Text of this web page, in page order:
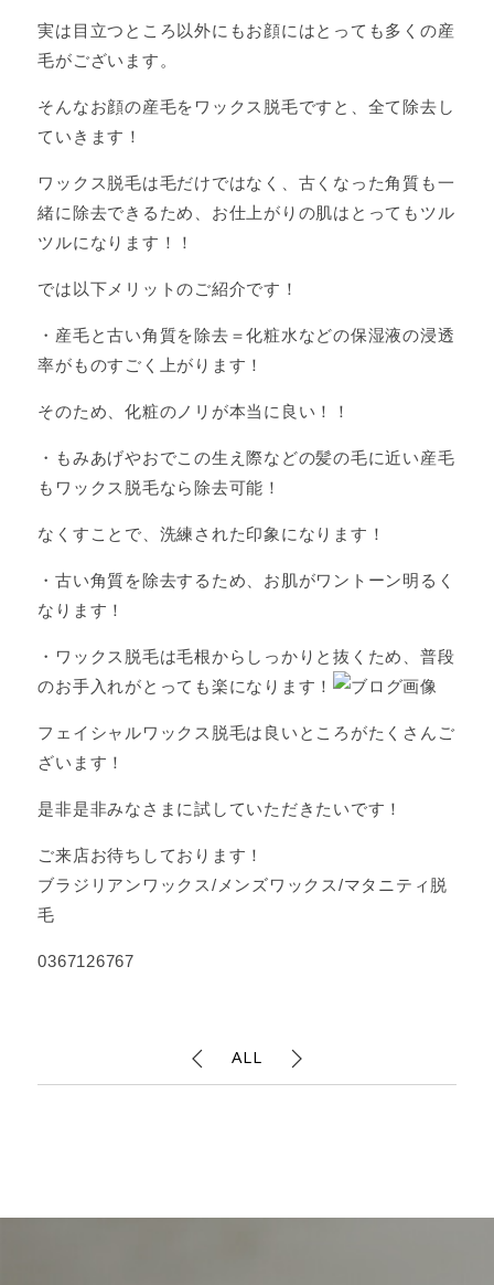
実は目立つところ以外にもお顔にはとっても多くの産
毛がございます。
そんなお顔の産毛をワックス脱毛ですと、全て除去し
ていきます！
ワックス脱毛は毛だけではなく、古くなった角質も一
緒に除去できるため、お仕上がりの肌はとってもツル
ツルになります！！
では以下メリットのご紹介です！
・産毛と古い角質を除去＝化粧水などの保湿液の浸透
率がものすごく上がります！
そのため、化粧のノリが本当に良い！！
・もみあげやおでこの生え際などの髪の毛に近い産毛
もワックス脱毛なら除去可能！
なくすことで、洗練された印象になります！
・古い角質を除去するため、お肌がワントーン明るく
なります！
・ワックス脱毛は毛根からしっかりと抜くため、普段
のお手入れがとっても楽になります！
フェイシャルワックス脱毛は良いところがたくさんご
ざいます！
是非是非みなさまに試していただきたいです！
ご来店お待ちしております！
ブラジリアンワックス/メンズワックス/マタニティ脱
毛
0367126767
ALL